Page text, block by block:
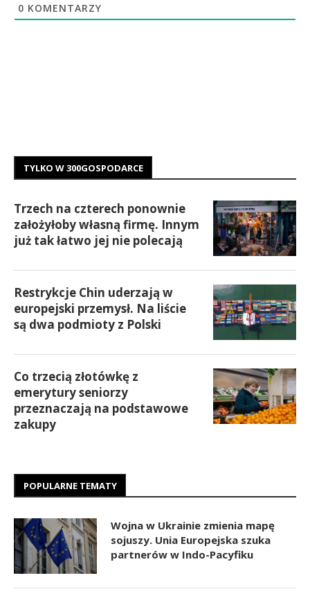
0 KOMENTARZY
TYLKO W 300GOSPODARCE
Trzech na czterech ponownie
założyłoby własną firmę. Innym
już tak łatwo jej nie polecają
Restrykcje Chin uderzają w
europejski przemysł. Na liście
są dwa podmioty z Polski
Co trzecią złotówkę z
emerytury seniorzy
przeznaczają na podstawowe
zakupy
POPULARNE TEMATY
Wojna w Ukrainie zmienia mapę
sojuszy. Unia Europejska szuka
partnerów w Indo-Pacyfiku